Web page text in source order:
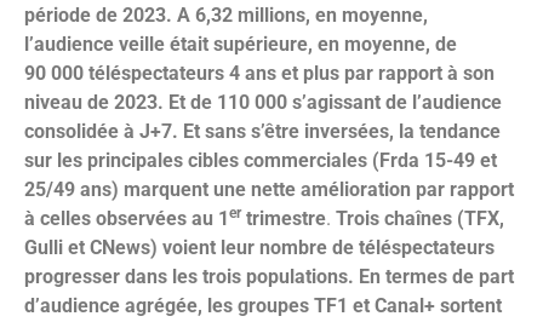
période de 2023. A 6,32 millions, en moyenne,
l’audience veille était supérieure, en moyenne, de
90 000 téléspectateurs 4 ans et plus par rapport à son
niveau de 2023. Et de 110 000 s’agissant de l’audience
consolidée à J+7. Et sans s’être inversées, la tendance
sur les principales cibles commerciales (Frda 15-49 et
25/49 ans) marquent une nette amélioration par rapport
à celles observées au 1 er trimestre. Trois chaînes (TFX,
Gulli et CNews) voient leur nombre de téléspectateurs
progresser dans les trois populations. En termes de part
d’audience agrégée, les groupes TF1 et Canal+ sortent